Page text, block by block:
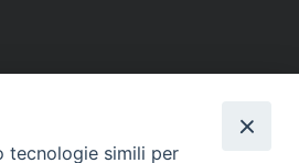
tecnologie simili per